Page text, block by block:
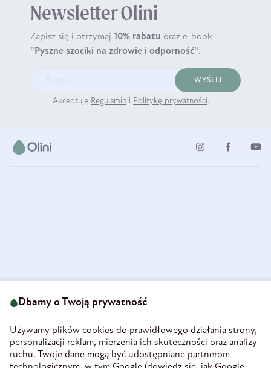
Newsletter Olini
Zapisz się i otrzymaj 10% rabatu oraz e-book
"Pyszne szociki na zdrowie i odporność".
WYŚLIJ
Akceptuję Regulamin i Politykę prywatności.
58-160 Świebodzice
REGON 890213034
INFORMACJE
Dbamy o Twoją prywatność
Używamy plików cookies do prawidłowego działania strony,
personalizacji reklam, mierzenia ich skuteczności oraz analizy
ruchu. Twoje dane mogą być udostępniane partnerom